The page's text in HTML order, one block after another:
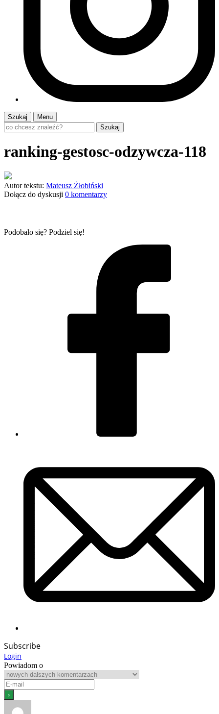
Szukaj
Menu
Szukaj
ranking-gestosc-odzywcza-118
Autor tekstu: Mateusz Żłobiński
Dołącz do dyskusji 0 komentarzy
Podobało się? Podziel się!
Subscribe
Login
Powiadom o